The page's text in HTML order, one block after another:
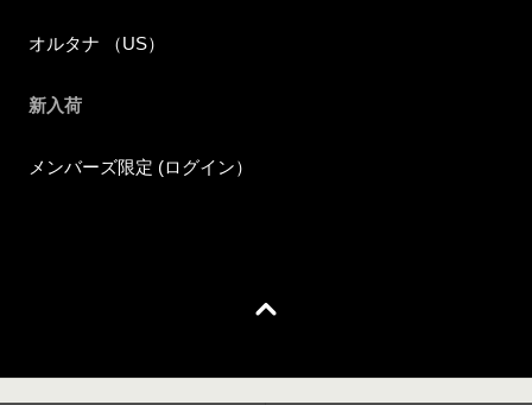
オルタナ （US）
新入荷
メンバーズ限定 (ログイン）